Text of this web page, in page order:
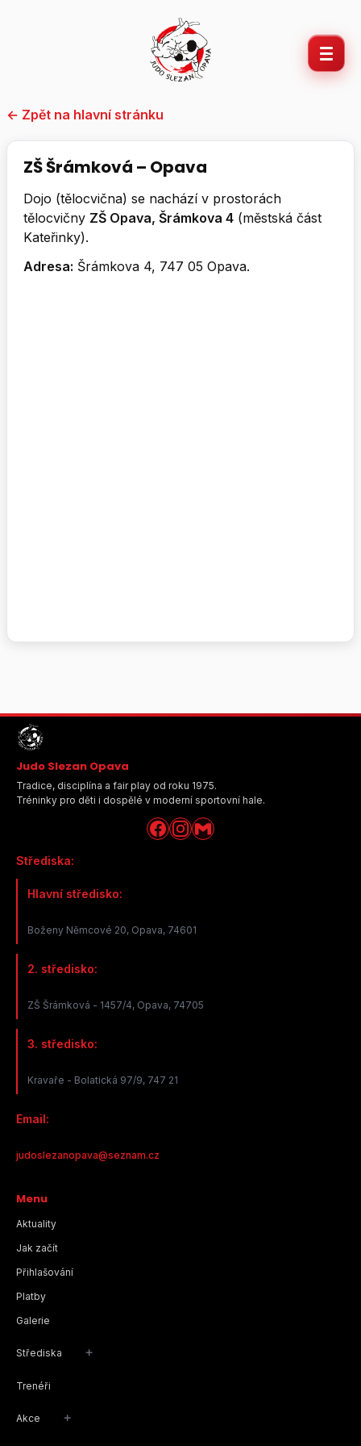
← Zpět na hlavní stránku
ZŠ Šrámková – Opava
Dojo (tělocvična) se nachází v prostorách
tělocvičny ZŠ Opava, Šrámkova 4 (městská část
Kateřinky).
Adresa: Šrámkova 4, 747 05 Opava.
Judo Slezan Opava
Tradice, disciplína a fair play od roku 1975.
Tréninky pro děti i dospělé v moderní sportovní hale.
Střediska:
Hlavní středisko:
Boženy Němcové 20, Opava, 74601
2. středisko:
ZŠ Šrámková - 1457/4, Opava, 74705
3. středisko:
Kravaře - Bolatická 97/9, 747 21
Email:
judoslezanopava@seznam.cz
Menu
Aktuality
Jak začít
Přihlašování
Platby
Galerie
Střediska +
Trenéři
Akce +